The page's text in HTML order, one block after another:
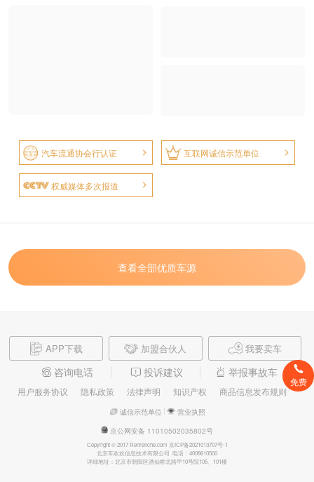
汽车流通协会行认证 互联网诚信示范单位
权威媒体多次报道
查看全部优质车源
APP下载 加盟合伙人 我要卖车
咨询电话 投诉建议 举报事故车
用户服务协议 隐私政策 法律声明 知识产权 商品信息发布规则
诚信示范单位
营业执照
京公网安备 11010502035802号
Copyright © 2017 Renrenche.com 京ICP备2021013707号-1
北京车欢欢信息技术有限公司 电话：4008610500
详细地址：北京市朝阳区酒仙桥北路甲10号院105、101楼
免费